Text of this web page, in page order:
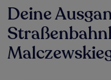
Deine